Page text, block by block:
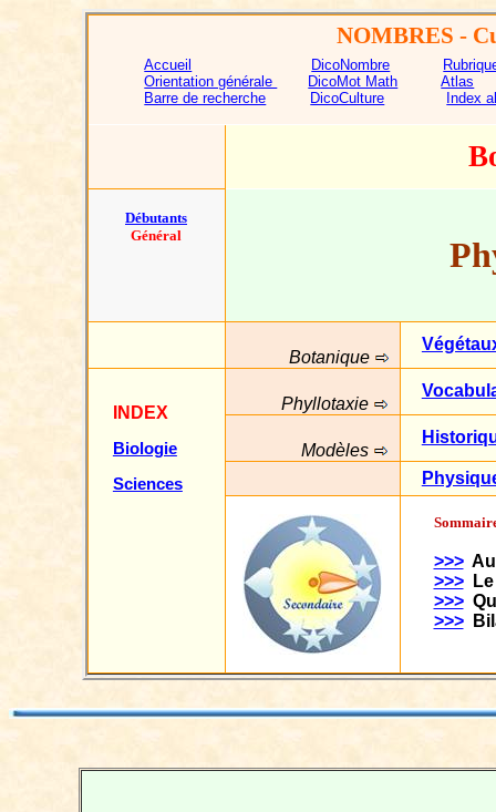
NOMBRES -
Accueil DicoNombre
Orientation générale
DicoMot Math
Atlas
Barre de recherche
DicoCulture Index
Débutants
Général
Botanique
INDEX
Biologie
Sciences
Phyllotaxie
Modèles
>>>
>>>
>>>
>>>